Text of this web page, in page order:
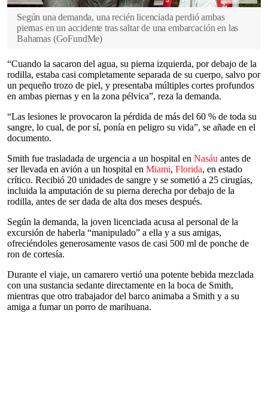
Según una demanda, una recién licenciada perdió ambas
piernas en un accidente tras saltar de una embarcación en las
Bahamas (GoFundMe)
“Cuando la sacaron del agua, su pierna izquierda, por debajo de la
rodilla, estaba casi completamente separada de su cuerpo, salvo por
un pequeño trozo de piel, y presentaba múltiples cortes profundos
en ambas piernas y en la zona pélvica”, reza la demanda.
“Las lesiones le provocaron la pérdida de más del 60 % de toda su
sangre, lo cual, de por sí, ponía en peligro su vida”, se añade en el
documento.
Smith fue trasladada de urgencia a un hospital en Nasáu antes de
ser llevada en avión a un hospital en Miami, Florida, en estado
crítico. Recibió 20 unidades de sangre y se sometió a 25 cirugías,
incluida la amputación de su pierna derecha por debajo de la
rodilla, antes de ser dada de alta dos meses después.
Según la demanda, la joven licenciada acusa al personal de la
excursión de haberla “manipulado” a ella y a sus amigas,
ofreciéndoles generosamente vasos de casi 500 ml de ponche de
ron de cortesía.
Durante el viaje, un camarero vertió una potente bebida mezclada
con una sustancia sedante directamente en la boca de Smith,
mientras que otro trabajador del barco animaba a Smith y a su
amiga a fumar un porro de marihuana.